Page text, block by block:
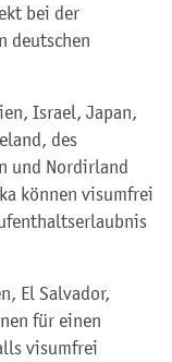
bei der
deutschen
Israel, Japan,
des
und Nordirland
können visumfrei
El Salvador,
für einen
visumfrei